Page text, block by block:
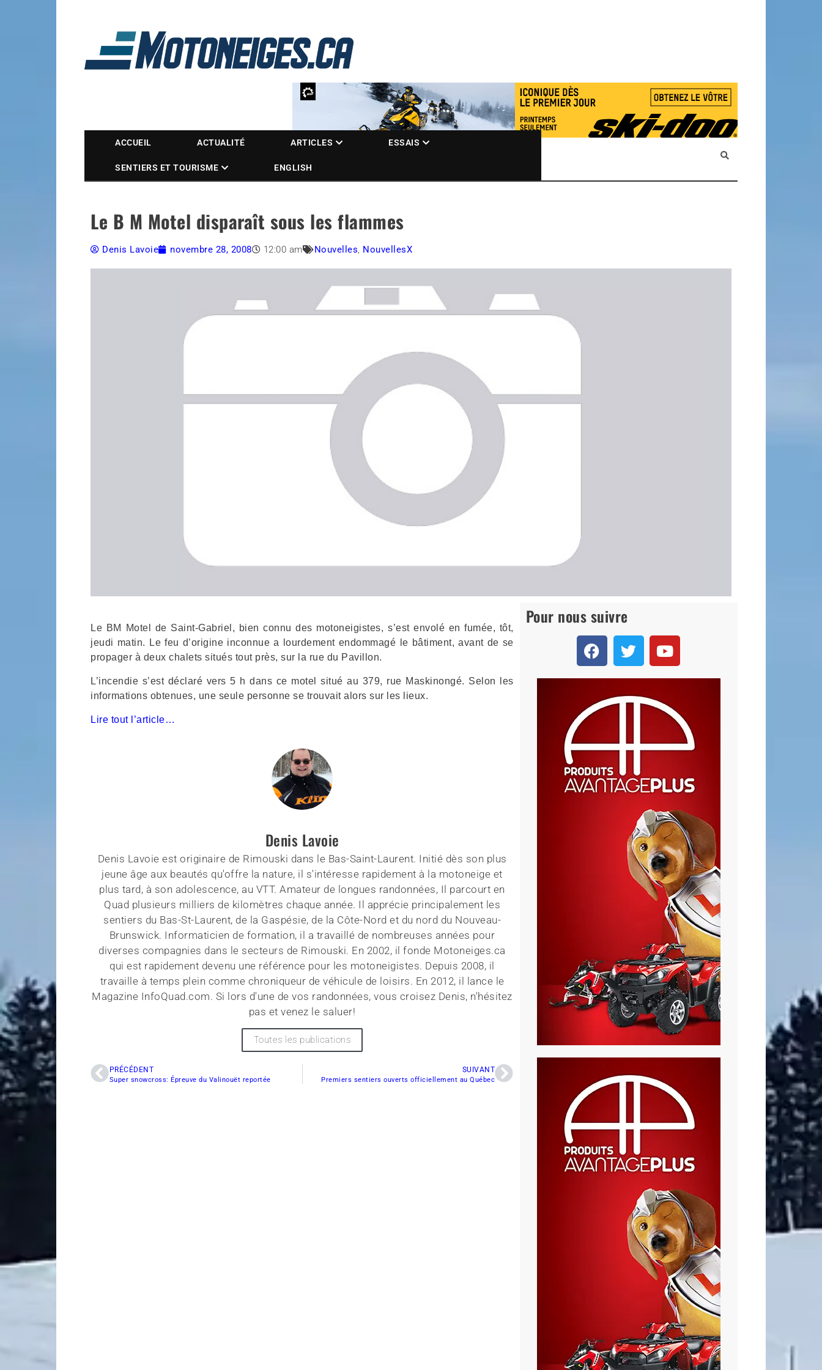
Magazine Motoneiges.ca
ACCUEIL ACTUALITÉ ARTICLES ESSAIS
SENTIERS ET TOURISME ENGLISH
Le B M Motel disparaît sous les flammes
Denis Lavoie novembre 28, 2008 12:00 am Nouvelles NouvellesX
Le BM Motel de Saint-Gabriel, bien connu des motoneigistes, s’est envolé en fumée, tôt,
jeudi matin. Le feu d’origine inconnue a lourdement endommagé le bâtiment, avant de se
propager à deux chalets situés tout près, sur la rue du Pavillon.
L’incendie s’est déclaré vers 5 h dans ce motel situé au 379, rue Maskinongé. Selon les
informations obtenues, une seule personne se trouvait alors sur les lieux.
Lire tout l’article…
Denis Lavoie
Denis Lavoie est originaire de Rimouski dans le Bas-Saint-Laurent. Initié dès son plus
jeune âge aux beautés qu'offre la nature, il s'intéresse rapidement à la motoneige et
plus tard, à son adolescence, au VTT. Amateur de longues randonnées, Il parcourt en
Quad plusieurs milliers de kilomètres chaque année. Il apprécie principalement les
sentiers du Bas-St-Laurent, de la Gaspésie, de la Côte-Nord et du nord du Nouveau-
Brunswick. Informaticien de formation, il a travaillé de nombreuses années pour
diverses compagnies dans le secteurs de Rimouski. En 2002, il fonde Motoneiges.ca
qui est rapidement devenu une référence pour les motoneigistes. Depuis 2008, il
travaille à temps plein comme chroniqueur de véhicule de loisirs. En 2012, il lance le
Magazine InfoQuad.com. Si lors d'une de vos randonnées, vous croisez Denis, n'hésitez
pas et venez le saluer!
Toutes les publications
PRÉCÉDENT
Super snowcross: Épreuve du Valinouët reportée
SUIVANT
Premiers sentiers ouverts officiellement au Québec
Pour nous suivre